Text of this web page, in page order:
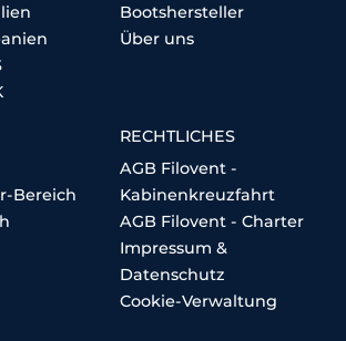
Bootshersteller
Über uns
Bereich
RECHTLICHES
AGB Filovent -
Kabinenkreuzfahrt
AGB Filovent - Charter
Impressum &
Datenschutz
Cookie-Verwaltung